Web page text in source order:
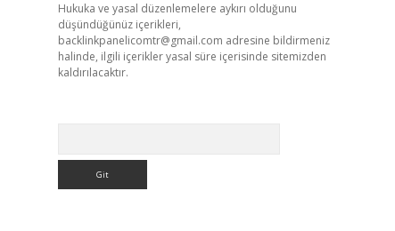
Hukuka ve yasal düzenlemelere aykırı olduğunu
düşündüğünüz içerikleri,
backlinkpanelicomtr@gmail.com adresine bildirmeniz
halinde, ilgili içerikler yasal süre içerisinde sitemizden
kaldırılacaktır.